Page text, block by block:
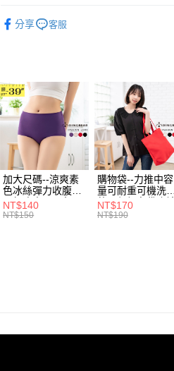
4.訂單成立30分鐘內，如未前往確認交易或
消。如遇「轉專審核」未通過狀況，表示未
1.分期款項不併入電信帳單，「大哥付你分
醒簡訊。
2.透過簡訊連結打開帳單後，可選擇「超商
帳／街口支付／iPASS MONEY」等通路繳費
【注意事項】
1.本服務係由「台灣大哥大股份有限公司」
用戶於交易時，得透過本服務購買商品或服
款買賣價金債權讓與本公司後，依約使用本
2.基於同意付款使用「大哥付你分期」之契
資料（包含姓名、電話或地址）提供予台灣
用，由本公司與您本人進行分期帳單所需資
3.完整用戶服務條款，請詳閱以下連結：
１．簡單：不需註冊會員、不需綁卡、不需儲
１．於結帳方式選擇「AFTEE先享後付」後
付」結帳頁面，進行簡訊認證並確認金額後
２．訂單成立數日內，您將收到繳費通知簡訊
３．收到繳費通知簡訊後14天內，點擊此簡
／ATM／網路銀行／等多元方式進行付款，
※ 請注意：結帳手續完成當下不需立刻繳費
絡購買商品的店家。未經商家同意取消之訂
先享後付繳納相關費用。
※ 交易是否成功請以「AFTEE先享後付 」之
是否繳費成功／繳費後需取消欲退款等相關
付客戶支援中心」
https://
每筆NT$70，滿NT$699(含以上)免運費
付款後全家取貨
每筆NT$70，滿NT$699(含以上)免運費
7-11取貨付款
每筆NT$70，滿NT$799(含以上)免運費
付款後7-11取貨
每筆NT$70，滿NT$699(含以上)免運費
身型限定．加大尺碼 最大尺碼．3L
風格系列 - 休閒 & 優雅 MIX
分享 客服
加大尺碼--涼爽素
色冰絲彈力收腹提
臀無痕中腰三角內
褲(黑.紅.粉.紫L-
NT$140
NT$150
購物袋--力推中容
量可耐重可機洗
乾環保帆布袋/側背
包(黑.紅.米F)-
NT$170
NT$190